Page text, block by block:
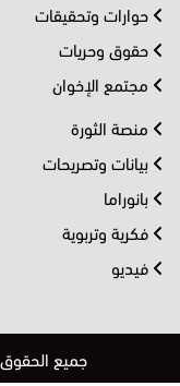
حوارات وتحقيقات
حقوق وحريات
مجتمع الإخوان
منصة الثورة
بيانات وتصريحات
بانوراما
فكرية وتربوية
فيديو
جميع الحقوق